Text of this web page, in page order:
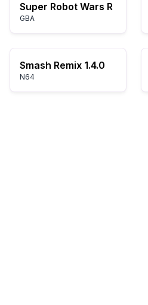
Super Robot Wars R
GBA
Smash Remix 1.4.0
N64